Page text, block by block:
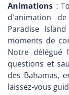
Animations :
d'animation
Paradise
moments de
Notre délégué
questions et
des Bahamas,
laissez-vous